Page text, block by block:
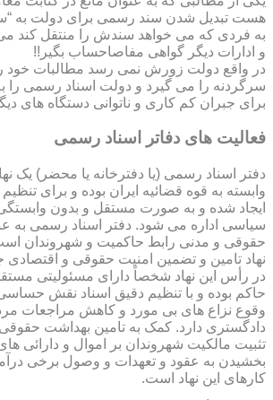
هست تبدیل شدن سند رسمی برای دولت به
به فردی که می خواهد سندش را منتقل کند می
و ادارات دیگر گواهی مفاصاحساب بگیر!!
در واقع دولت زورش نمی رسد مطالبات خود
سرگردنه را می گیرد و دولت اسناد رسمی را
برای جبران کم کاری و ناتوانی دستگاه های
فعالیت های دفاتر اسناد رسمی
دفتر اسناد رسمی (یا دفترخانه یا محضر) یک
وابسته به قوه قضائیه ایران بوده و برای
ایجاد شده و به صورت مستقل و بدون
سیاسی اداره می شود. دفتر اسناد رسمی به
حقوقی و مدنی رابط حاکمیت و شهروندان
نهاد تامین و تضمین امنیت حقوقی و
در رأس این نهاد شخصاً دارای مسئولیتی
حاکم بوده و با تنظیم دقیق اسناد نقش
وقوع نزاع های بی مورد و کاهش مراجعات
دادگستری دارد. کمک به تامین بهداشت
تثبیت مالکیت شهروندان بر اموال و دارائی
بخشیدن به عقود و تعهدات و وصول برخی
کارهای این نهاد است.